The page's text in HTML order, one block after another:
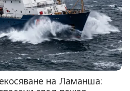
на Ламанша: